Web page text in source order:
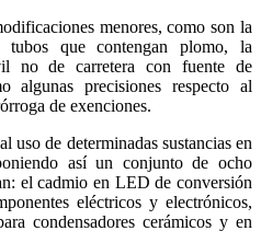
menores, como son la
que contengan plomo, la
no de carretera con fuente de
algunas precisiones respecto al
de exenciones.
uso de determinadas sustancias en
así un conjunto de ocho
el cadmio en LED de conversión
eléctricos y electrónicos,
condensadores cerámicos y en